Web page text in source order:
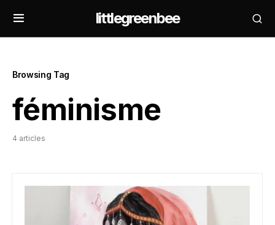
littlegreenbee
Browsing Tag
féminisme
4 articles